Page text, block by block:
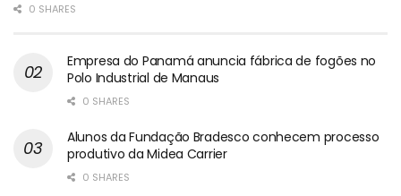
0 SHARES
Empresa do Panamá anuncia fábrica de fogões no
Polo Industrial de Manaus
0 SHARES
Alunos da Fundação Bradesco conhecem processo
produtivo da Midea Carrier
0 SHARES